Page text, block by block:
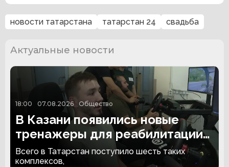
новости татарстана татарстан 24 свадьба
Актуальные новости
18:00 07.08.2026 Общество
В Казани появились новые
тренажеры для реабилитации
людей с ампутациями
Всего в Татарстан поступило шесть таких
комплексов,